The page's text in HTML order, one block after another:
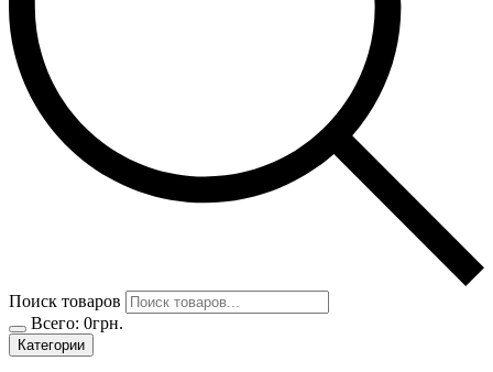
Поиск товаров
Всего: 0грн.
Категории